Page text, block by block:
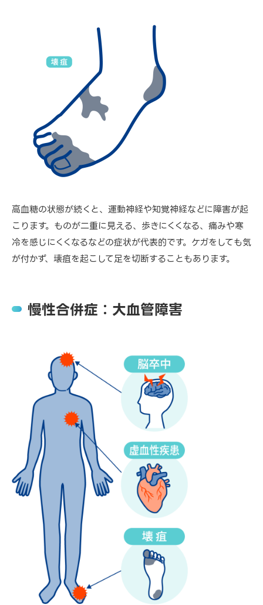
高血糖の状態が続くと、運動神経や知覚神経などに障害が起
こります。ものが二重に見える、歩きにくくなる、痛みや寒
冷を感じにくくなるなどの症状が代表的です。ケガをしても気
が付かず、壊疽を起こして足を切断することもあります。
慢性合併症：大血管障害